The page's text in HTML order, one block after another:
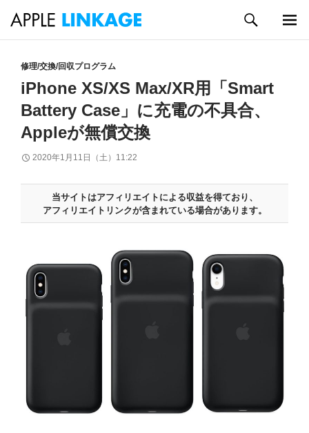
索
修理/交換/回収プログラム
iPhone XS/XS Max/XR用「Smart
Battery Case」に充電の不具合、
Appleが無償交換
2020年1月11日（土）11:22
当サイトはアフィリエイトによる収益を得ており、
アフィリエイトリンクが含まれている場合があります。